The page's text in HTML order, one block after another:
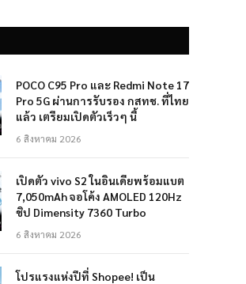
POCO C95 Pro และ Redmi Note 17
Pro 5G ผ่านการรับรอง กสทช. ที่ไทย
แล้ว เตรียมเปิดตัวเร็วๆ นี้
6 สิงหาคม 2026
เปิดตัว vivo S2 ในอินเดียพร้อมแบต
7,050mAh จอโค้ง AMOLED 120Hz
ชิป Dimensity 7360 Turbo
6 สิงหาคม 2026
โปรแรงแห่งปีที่ Shopee! เป็น